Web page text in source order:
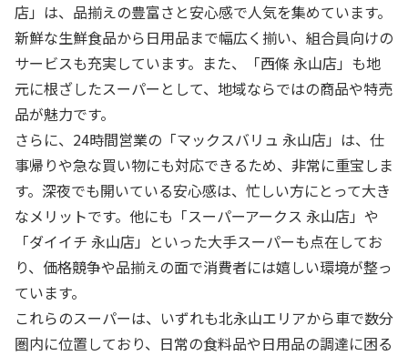
店」は、品揃えの豊富さと安心感で人気を集めています。
新鮮な生鮮食品から日用品まで幅広く揃い、組合員向けの
サービスも充実しています。また、「西條 永山店」も地
元に根ざしたスーパーとして、地域ならではの商品や特売
品が魅力です。
さらに、24時間営業の「マックスバリュ 永山店」は、仕
事帰りや急な買い物にも対応できるため、非常に重宝しま
す。深夜でも開いている安心感は、忙しい方にとって大き
なメリットです。他にも「スーパーアークス 永山店」や
「ダイイチ 永山店」といった大手スーパーも点在してお
り、価格競争や品揃えの面で消費者には嬉しい環境が整っ
ています。
これらのスーパーは、いずれも北永山エリアから車で数分
圏内に位置しており、日常の食料品や日用品の調達に困る